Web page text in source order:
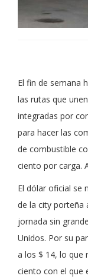
El fin de semana
las rutas que
integradas por
para hacer las
de combustible
ciento por carga.
El dólar oficial se
de la city porteña
jornada sin
Unidos. Por su
a los $ 14, lo que
ciento con el que